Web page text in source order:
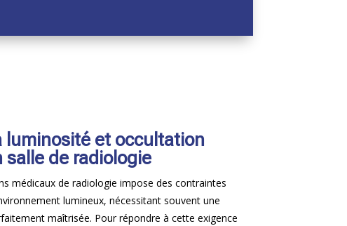
luminosité et occultation
de radiologie
médicaux de radiologie impose des contraintes
lumineux, nécessitant souvent une
maîtrisée. Pour répondre à cette exigence